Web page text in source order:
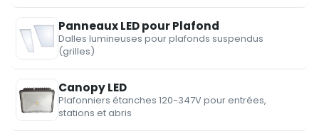
Panneaux LED pour Plafond
Dalles lumineuses pour plafonds suspendus
(grilles)
Canopy LED
Plafonniers étanches 120-347V pour entrées,
stations et abris